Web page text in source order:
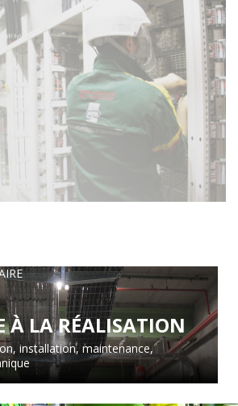
À LA RÉALISATION
installation, maintenance,